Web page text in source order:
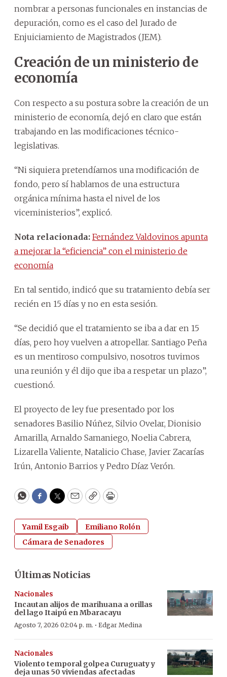
nombrar a personas funcionales en instancias de
depuración, como es el caso del Jurado de
Enjuiciamiento de Magistrados (JEM).
Creación de un ministerio de
economía
Con respecto a su postura sobre la creación de un
ministerio de economía, dejó en claro que están
trabajando en las modificaciones técnico-
legislativas.
“Ni siquiera pretendíamos una modificación de
fondo, pero sí hablamos de una estructura
orgánica mínima hasta el nivel de los
viceministerios”, explicó.
Nota relacionada: Fernández Valdovinos apunta
a mejorar la “eficiencia” con el ministerio de
economía
En tal sentido, indicó que su tratamiento debía ser
recién en 15 días y no en esta sesión.
“Se decidió que el tratamiento se iba a dar en 15
días, pero hoy vuelven a atropellar. Santiago Peña
es un mentiroso compulsivo, nosotros tuvimos
una reunión y él dijo que iba a respetar un plazo”,
cuestionó.
El proyecto de ley fue presentado por los
senadores Basilio Núñez, Silvio Ovelar, Dionisio
Amarilla, Arnaldo Samaniego, Noelia Cabrera,
Lizarella Valiente, Natalicio Chase, Javier Zacarías
Irún, Antonio Barrios y Pedro Díaz Verón.
WhatsApp
Facebook
Twitter
EmailCopyPrint
Yamil Esgaib
Emiliano Rolón
Cámara de Senadores
Últimas Noticias
Nacionales
Incautan alijos de marihuana a orillas
del lago Itaipú en Mbaracayu
Agosto 7, 2026 02:04 p. m. · Edgar Medina
Nacionales
Violento temporal golpea Curuguaty y
deja unas 50 viviendas afectadas